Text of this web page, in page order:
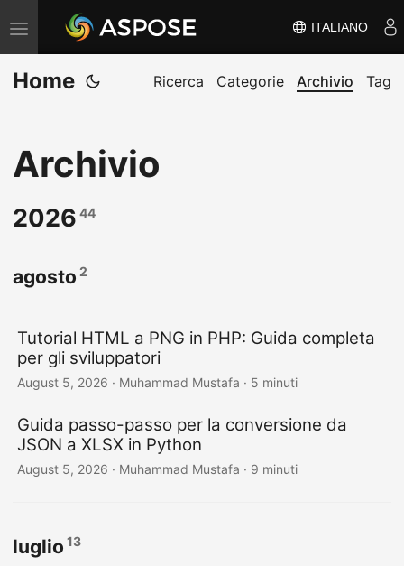
V
ä
x
n
a
v
e
i
n
g
ITALIANO
Home Ricerca Categorie Archivio Tag
Archivio
2026 44
agosto 2
Tutorial HTML a PNG in PHP: Guida completa
per gli sviluppatori
August 5, 2026 · Muhammad Mustafa · 5 minuti
Guida passo-passo per la conversione da
JSON a XLSX in Python
August 5, 2026 · Muhammad Mustafa · 9 minuti
luglio 13